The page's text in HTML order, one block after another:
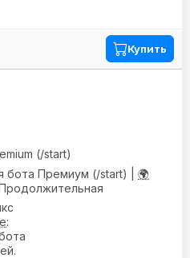
Купить
(/start)
бота Премиум (/start) | 🌍
: